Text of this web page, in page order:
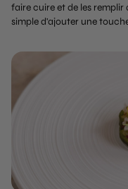
faire cuire et de les
simple d'ajouter une